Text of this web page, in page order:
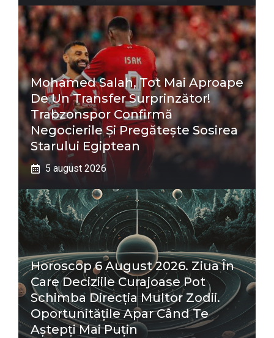
Mohamed Salah, Tot Mai Aproape
De Un Transfer Surprinzător!
Trabzonspor Confirmă
Negocierile Și Pregătește Sosirea
Starului Egiptean
5 august 2026
Horoscop 6 August 2026. Ziua În
Care Deciziile Curajoase Pot
Schimba Direcția Multor Zodii.
Oportunitățile Apar Când Te
Aștepți Mai Puțin